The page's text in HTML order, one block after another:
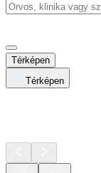
Térképen
Térképen